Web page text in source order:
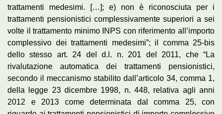
trattamenti medesimi. […]; e) non è riconosciuta per i
trattamenti pensionistici complessivamente superiori a sei
volte il trattamento minimo INPS con riferimento all’importo
complessivo dei trattamenti medesimi”; il comma 25-bis
dello stesso art. 24 del d.l. n. 201 del 2011, che “La
rivalutazione automatica dei trattamenti pensionistici,
secondo il meccanismo stabilito dall’articolo 34, comma 1,
della legge 23 dicembre 1998, n. 448, relativa agli anni
2012 e 2013 come determinata dal comma 25, con